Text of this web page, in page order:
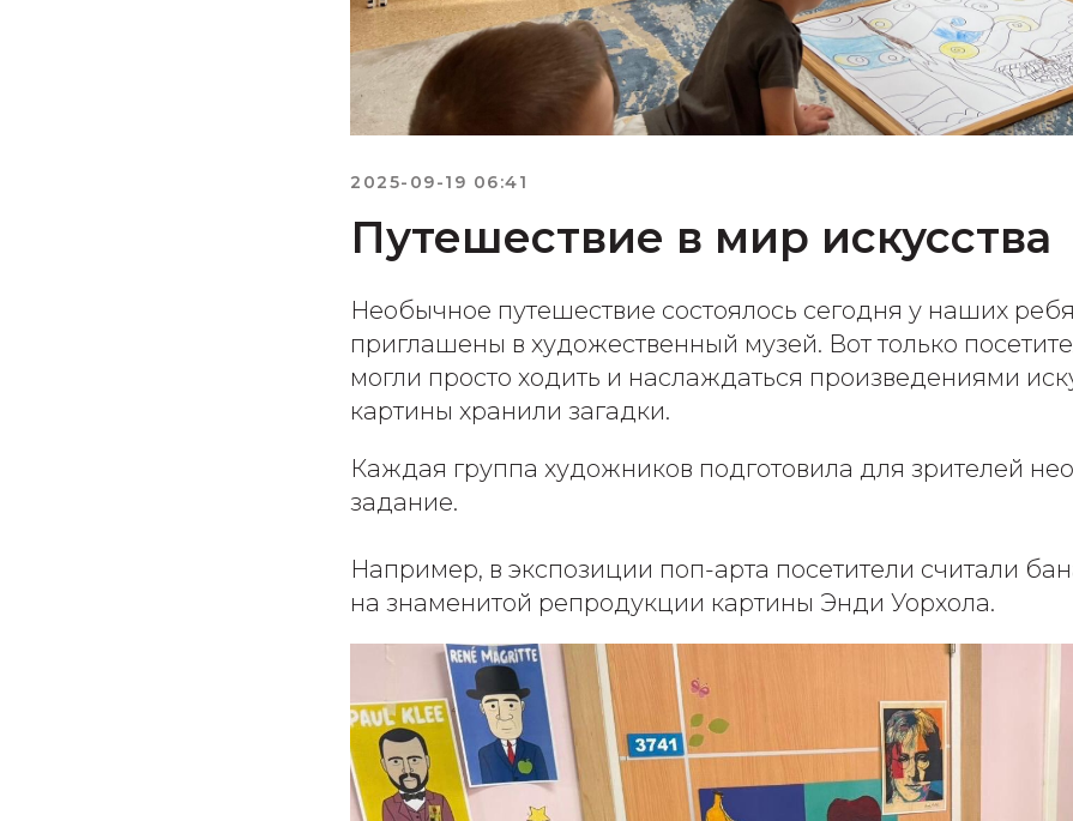
2025-09-19 06:41
Путешествие в мир искусства
Необычное путешествие состоялось сегодня у наших
приглашены в художественный музей. Вот только
могли просто ходить и наслаждаться произведениями
картины хранили загадки.
Каждая группа художников подготовила для зрителей
задание.
Например, в экспозиции поп-арта посетители считали
на знаменитой репродукции картины Энди Уорхола.